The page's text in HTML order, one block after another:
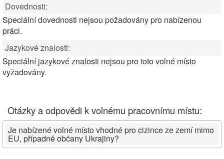
Dovednosti:
Speciální dovednosti nejsou požadovány pro nabízenou
práci.
Jazykové znalosti:
Speciální jazykové znalosti nejsou pro toto volné místo
vyžadovány.
Otázky a odpovědi k volnému pracovnímu místu:
Je nabízené volné místo vhodné pro cizince ze zemí mimo
EU, případně občany Ukrajiny?